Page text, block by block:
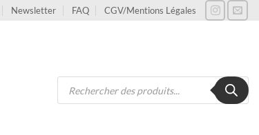
Newsletter FAQ CGV/Mentions Légales
Recherche